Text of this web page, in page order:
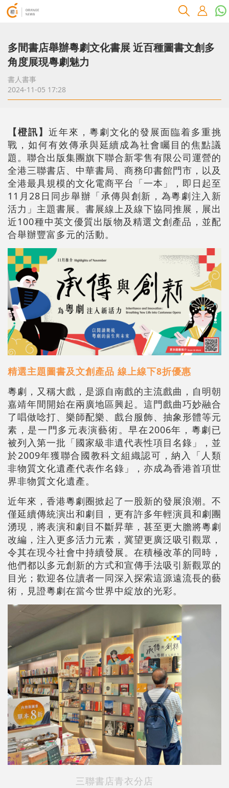
多間書店舉辦粵劇文化書展 近百種圖書文創多
角度展現粵劇魅力
書人書事
2024-11-05 17:28
【橙訊】 近年來，粵劇文化的發展面臨着多重挑
戰，如何有效傳承與延續成為社會矚目的焦點議
題。聯合出版集團旗下聯合新零售有限公司運營的
全港三聯書店、中華書局、商務印書館門市，以及
全港最具規模的文化電商平台「一本」，即日起至
11月28日同步舉辦「承傳與創新，為粵劇注入新
活力」主題書展。書展線上及線下協同推展，展出
近100種中英文優質出版物及精選文創產品，並配
合舉辦豐富多元的活動。
精選主題圖書及文創產品 線上線下8折優惠
粵劇，又稱大戲，是源自南戲的主流戲曲，自明朝
嘉靖年間開始在兩廣地區興起。這門戲曲巧妙融合
了唱做唸打、樂師配樂、戲台服飾、抽象形體等元
素，是一門多元表演藝術。早在2006年，粵劇已
被列入第一批「國家級非遺代表性項目名錄」，並
於2009年獲聯合國教科文組織認可，納入「人類
非物質文化遺產代表作名錄」，亦成為香港首項世
界非物質文化遺產。
近年來，香港粵劇圈掀起了一股新的發展浪潮。不
僅延續傳統演出和劇目，更有許多年輕演員和劇團
湧現，將表演和劇目不斷昇華，甚至更大膽將粵劇
改編，注入更多活力元素，冀望更廣泛吸引觀眾，
令其在現今社會中持續發展。在積極改革的同時，
他們都以多元創新的方式和宣傳手法吸引新觀眾的
目光；歡迎各位讀者一同深入探索這源遠流長的藝
術，見證粵劇在當今世界中綻放的光彩。
三聯書店青衣分店